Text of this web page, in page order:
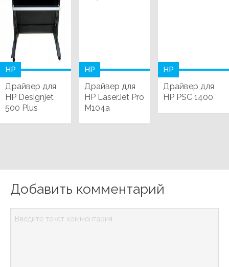
HP
Драйвер для
HP Designjet
500 Plus
HP
Драйвер для
HP LaserJet Pro
M104a
HP
Драйвер для
HP PSC 1400
Добавить комментарий